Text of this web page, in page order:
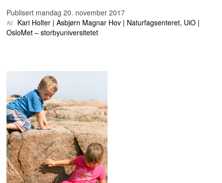
Publisert mandag 20. november 2017
Kari Holter Asbjørn Magnar Hov
Naturfagsenteret, UiO
OsloMet – storbyuniversitetet